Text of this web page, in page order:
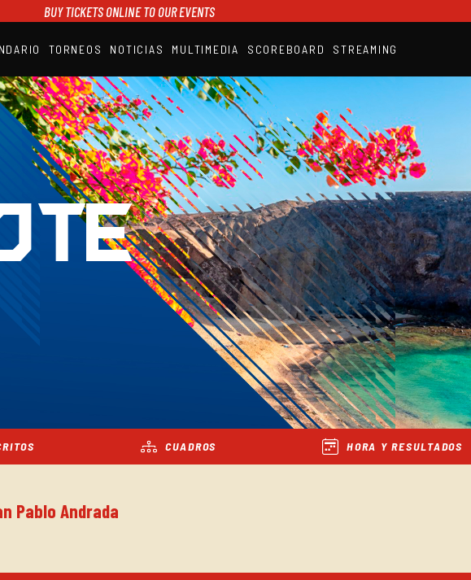
BUY TICKETS ONLINE TO OUR EVENTS
TORNEOS NOTICIAS MULTIMEDIA SCOREBOARD STREAMING
A1PADEL
RANKING
CALENDARIO
TORNEOS
NOTICIAS
MULTIMEDIA
SCOREBOARD
STREAMING
CUADROS HORA Y RESULTADOS
Pablo Andrada